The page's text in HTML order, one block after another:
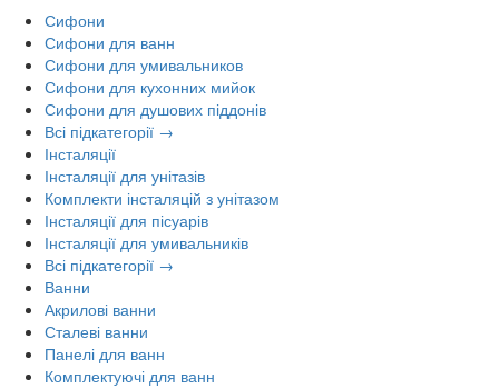
Сифони
Сифони для ванн
Сифони для умивальников
Сифони для кухонних мийок
Сифони для душових піддонів
Всі підкатегорії →
Інсталяції
Інсталяції для унітазів
Комплекти інсталяцій з унітазом
Інсталяції для пісуарів
Інсталяції для умивальників
Всі підкатегорії →
Ванни
Акрилові ванни
Сталеві ванни
Панелі для ванн
Комплектуючі для ванн